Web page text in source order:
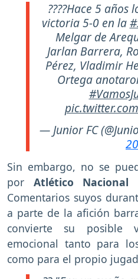
????Hace 5
victoria 5-0 en la
Melgar de
Jarlan Barrera,
Pérez, Vladimir
Ortega
— Junior FC
Sin embargo, no se
por Atlético Nacional
Comentarios suyos
a parte de la afición
convierte su posible
emocional tanto para
como para el propio